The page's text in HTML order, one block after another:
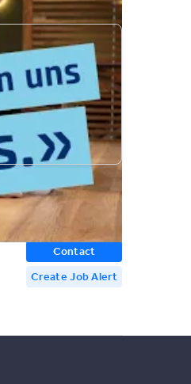
Contact
Create Job Alert